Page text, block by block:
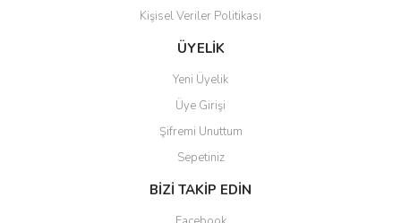
Kişisel Veriler Politikası
ÜYELİK
Yeni Üyelik
Üye Girişi
Şifremi Unuttum
Sepetiniz
BİZİ TAKİP EDİN